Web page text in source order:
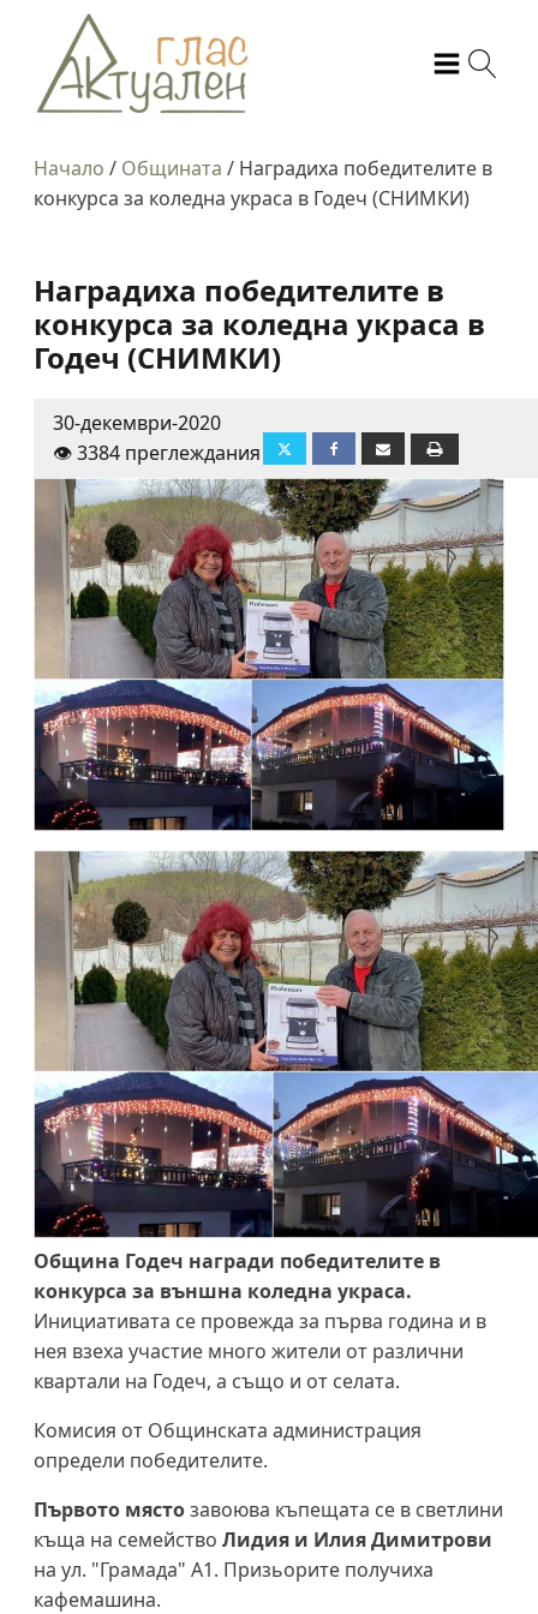
Начало / Общината / Наградиха победителите в
конкурса за коледна украса в Годеч (СНИМКИ)
Наградиха победителите в
конкурса за коледна украса в
Годеч (СНИМКИ)
30-декември-2020
👁️ 3384 преглеждания
Община Годеч награди победителите в
конкурса за външна коледна украса.
Инициативата се провежда за първа година и в
нея взеха участие много жители от различни
квартали на Годеч, а също и от селата.
Комисия от Общинската администрация
определи победителите.
Първото мястозавоюва къпещата се в светлини
къща на семейство Лидия и Илия Димитрови
на ул. "Грамада" А1. Призьорите получиха
кафемашина.